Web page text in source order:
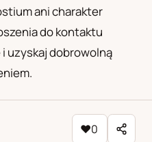
ani charakter
do kontaktu
uzyskaj dobrowolną
♥0